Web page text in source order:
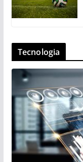
Tecnologia